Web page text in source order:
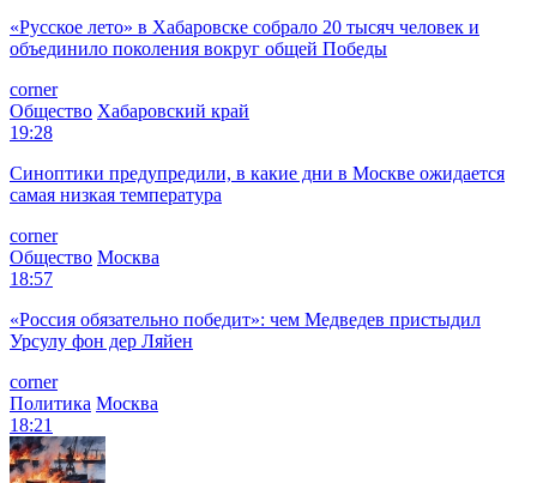
«Русское лето» в Хабаровске собрало 20 тысяч человек и
объединило поколения вокруг общей Победы
corner
Общество Хабаровский край
19:28
Синоптики предупредили, в какие дни в Москве ожидается
самая низкая температура
corner
Общество Москва
18:57
«Россия обязательно победит»: чем Медведев пристыдил
Урсулу фон дер Ляйен
corner
Политика Москва
18:21